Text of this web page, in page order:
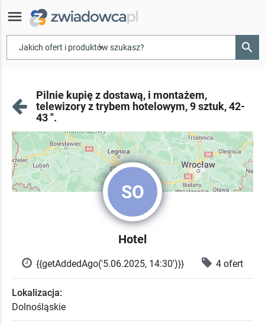
menu
▾ search
Pilnie kupię z dostawą, i montażem,
telewizory z trybem hotelowym, 9 sztuk, 42-
43 ".
SO
Hotel
{{getAddedAgo('5.06.2025, 14:30')}} 4 ofert
Lokalizacja:
Dolnośląskie